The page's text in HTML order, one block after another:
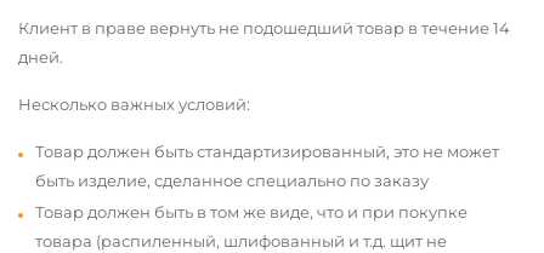
Клиент в праве вернуть не подошедший товар в течение 14
дней.
Несколько важных условий:
Товар должен быть стандартизированный, это не может
быть изделие, сделанное специально по заказу
Товар должен быть в том же виде, что и при покупке
товара (распиленный, шлифованный и т.д. щит не